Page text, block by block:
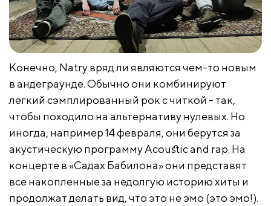
Конечно, Natry вряд ли являются чем-то новым
в андеграунде. Обычно они комбинируют
лёгкий сэмплированный рок с читкой - так,
чтобы походило на альтернативу нулевых. Но
иногда, например 14 февраля, они берутся за
акустическую программу Acoustic and rap. На
концерте в «Садах Бабилона» они представят
все накопленные за недолгую историю хиты и
продолжат делать вид, что это не эмо (это эмо!).